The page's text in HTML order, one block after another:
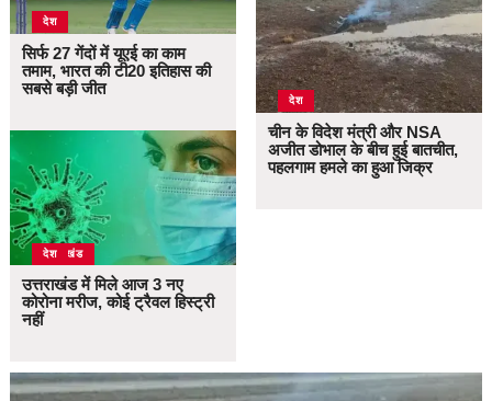
देश
सिर्फ 27 गेंदों में यूएई का काम
तमाम, भारत की टी20 इतिहास की
सबसे बड़ी जीत
उत्तराखंड
देश
उत्तराखंड में मिले आज 3 नए
कोरोना मरीज, कोई ट्रैवल हिस्ट्री
नहीं
देश
चीन के विदेश मंत्री और NSA
अजीत डोभाल के बीच हुई बातचीत,
पहलगाम हमले का हुआ जिक्र